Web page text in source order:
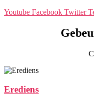
Youtube Facebook Twitter
Erediens